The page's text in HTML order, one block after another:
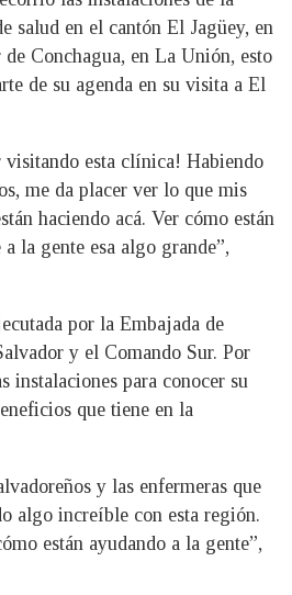
salud en el cantón El Jagüey, en
de Conchagua, en La Unión, esto
de su agenda en su visita a El
visitando esta clínica! Habiendo
me da placer ver lo que mis
haciendo acá. Ver cómo están
la gente esa algo grande”,
por la Embajada de
y el Comando Sur. Por
instalaciones para conocer su
que tiene en la
y las enfermeras que
algo increíble con esta región.
están ayudando a la gente”,